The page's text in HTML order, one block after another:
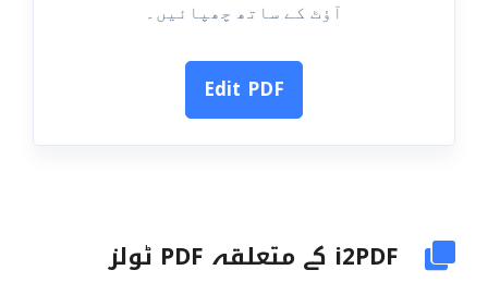
آؤٹ کے ساتھ چھپائیں۔
Edit PDF
i2PDF کے متعلقہ PDF ٹولز